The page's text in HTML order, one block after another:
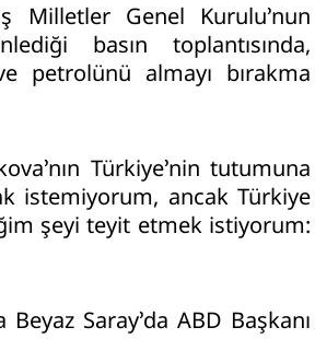
Milletler Genel Kurulu’nun
basın toplantısında,
petrolünü almayı bırakma
Türkiye’nin tutumuna
istemiyorum, ancak Türkiye
şeyi teyit etmek istiyorum:
Saray’da ABD Başkanı